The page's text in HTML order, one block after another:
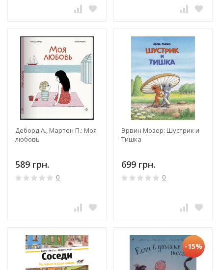
Деборд А., Мартен П.: Моя
любовь
589 грн.
0
Эрвин Мозер: Шустрик и
Тишка
699 грн.
0
-15%